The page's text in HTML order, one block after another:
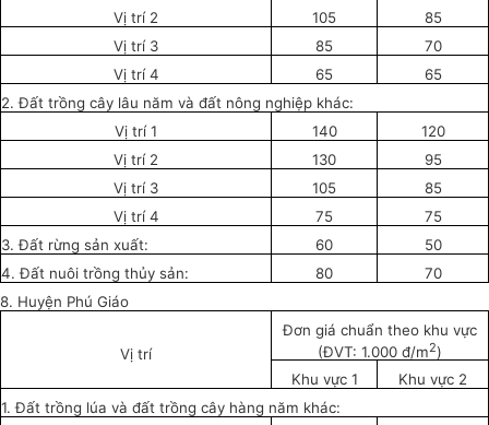
Vị trí 2
105
85
Vị trí 3
85
70
Vị trí 4
65
65
2. Đất trồng cây lâu năm và đất nông nghiệp khác:
Vị trí 1
140
120
Vị trí 2
130
95
Vị trí 3
105
85
Vị trí 4
75
75
3. Đất rừng sản xuất:
60
50
4. Đất nuôi trồng thủy sản:
80
70
8. Huyện Phú Giáo
Vị trí
Đơn giá chuẩn theo khu vực
(ĐVT: 1.000 đ/m2)
Khu vực 1
Khu vực 2
1. Đất trồng lúa và đất trồng cây hàng năm khác: